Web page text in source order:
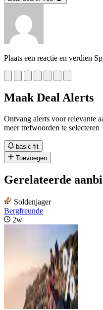
Plaats een reactie en verdien
Maak Deal Alerts
Ontvang alerts voor relevante
meer trefwoorden te selecteren
basic-fit
Toevoegen
Gerelateerde
Soldenjager
Bergfreunde
2w